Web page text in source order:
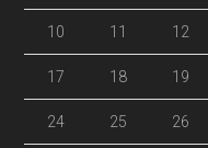
10 11 12
17 18 19
24 25 26